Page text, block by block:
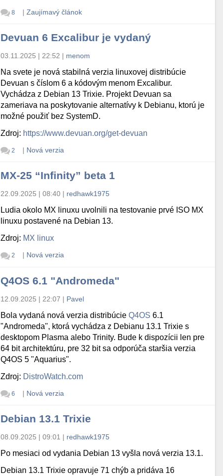
8 | Zaujímavý článok
Devuan 6 Excalibur je vydaný
03.11.2025 | 22:52 | menom
Na svete je nová stabilná verzia linuxovej distribúcie
Devuan s číslom 6 a kódovým menom Excalibur.
Vychádza z Debian 13 Trixie. Projekt Devuan sa
zameriava na poskytovanie alternatívy k Debianu, ktorú je
možné použiť bez SystemD.
Zdroj: https://www.devuan.org/get-devuan
2 | Nová verzia
MX-25 “Infinity” beta 1
22.09.2025 | 08:40 | redhawk1975
Ludia okolo MX linuxu uvolnili na testovanie prvé ISO MX
linuxu postavené na Debian 13.
Zdroj: MX linux
2 | Nová verzia
Q4OS 6.1 "Andromeda"
12.09.2025 | 22:07 | Pavel
Bola vydaná nová verzia distribúcieQ4OS 6.1
"Andromeda", ktorá vychádza z Debianu 13.1 Trixie s
desktopom Plasma alebo Trinity. Bude k dispozícii len pre
64 bit architektúru, pre 32 bit sa odporúča staršia verzia
Q4OS 5 "Aquarius".
Zdroj: DistroWatch.com
6 | Nová verzia
Debian 13.1 Trixie
08.09.2025 | 09:01 | redhawk1975
Po mesiaci od vydania Debian 13 vyšla nová verzia 13.1.
Debian 13.1 Trixie opravuje 71 chýb a pridáva 16